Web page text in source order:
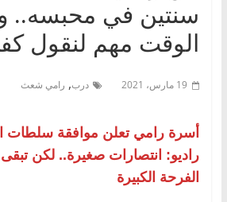
سنتين في محبسه..
الوقت مهم لنقول
19 مارس، 2021 درب, رامي شعث
أسرة رامي تعلن موافقة
راديو: انتصارات صغيرة.. لكن
الفرحة الكبيرة